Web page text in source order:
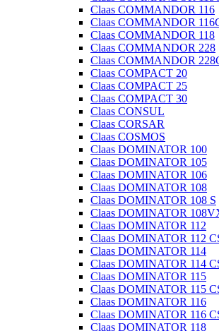
Claas COMMANDOR 116
Claas COMMANDOR
Claas COMMANDOR 118
Claas COMMANDOR 228
Claas COMMANDOR
Claas COMPACT 20
Claas COMPACT 25
Claas COMPACT 30
Claas CONSUL
Claas CORSAR
Claas COSMOS
Claas DOMINATOR 100
Claas DOMINATOR 105
Claas DOMINATOR 106
Claas DOMINATOR 108
Claas DOMINATOR 108 S
Claas DOMINATOR
Claas DOMINATOR 112
Claas DOMINATOR 112
Claas DOMINATOR 114
Claas DOMINATOR 114
Claas DOMINATOR 115
Claas DOMINATOR 115
Claas DOMINATOR 116
Claas DOMINATOR 116
Claas DOMINATOR 118